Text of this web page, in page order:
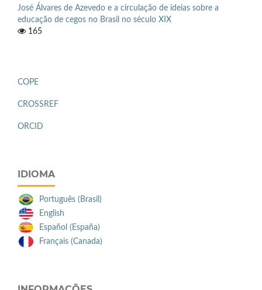
José Álvares de Azevedo e a circulação de ideias sobre a
educação de cegos no Brasil no século XIX
165
COPE
CROSSREF
ORCID
IDIOMA
Português (Brasil)
English
Español (España)
Français (Canada)